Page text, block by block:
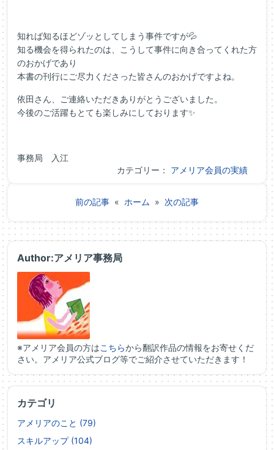
知れば知るほどゾッとしてしまう事件ですが💦
知る機会を得られたのは、こうして事件に向き合ってくれた方
のおかげであり
本書の刊行にご尽力くださった皆さんのおかげですよね。
依田さん、ご連絡いただきありがとうございました。
今後のご活躍もとても楽しみにしております✨
事務局 入江
カテゴリー： アメリア会員の実績
前の記事 « ホーム » 次の記事
Author:アメリア事務局
※アメリア会員の方はこちらから翻訳作品の情報をお寄せくだ
さい。アメリア公式ブログ等でご紹介させていただきます！
カテゴリ
アメリアのこと (79)
スキルアップ (104)